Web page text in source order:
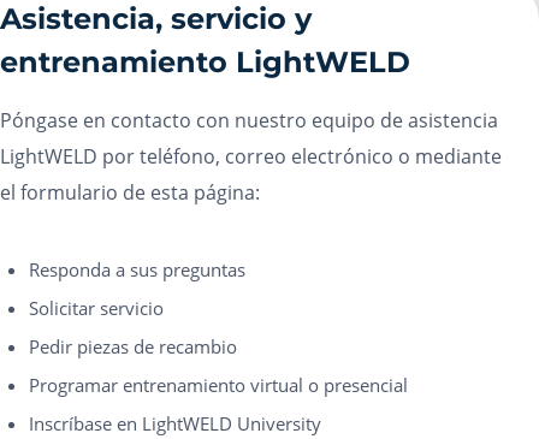
Asistencia, servicio y
entrenamiento LightWELD
Póngase en contacto con nuestro equipo de asistencia
LightWELD por teléfono, correo electrónico o mediante
el formulario de esta página:
Responda a sus preguntas
Solicitar servicio
Pedir piezas de recambio
Programar entrenamiento virtual o presencial
Inscríbase en LightWELD University